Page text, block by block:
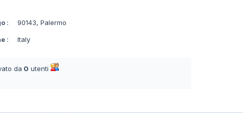
: 90143, Palermo
: Italy
da 0 utenti